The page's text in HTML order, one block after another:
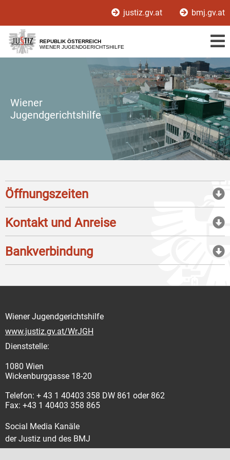
[1]
[2]
justiz.gv.at bmj.gv.at
REPUBLIK ÖSTERREICH
WIENER JUGENDGERICHTSHILFE
Wiener
Jugendgerichtshilfe
Öffnungszeiten
Kontakt und Anreise
Bankverbindung
Wiener Jugendgerichtshilfe
www.justiz.gv.at/WrJGH
Dienststelle:
1080 Wien
Wickenburggasse 18-20
Telefon: + 43 1 40403 358 DW 861 oder 862
Fax: +43 1 40403 358 865
Social Media Kanäle
der Justiz und des BMJ